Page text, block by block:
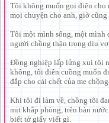
Tôi không muốn gọi điện cho
mọi chuyện cho anh, giờ cũng
Tôi một mình sống, một mình
người chồng thận trọng dìu
Đồng nghiệp lấp lửng xui tôi
không, tôi điên cuồng muốn
đắp cho cái chết của mẹ chồng
Khi tôi đi làm về, chồng tôi
mịt khắp phòng, trên bàn
biết tờ giấy viết gì.